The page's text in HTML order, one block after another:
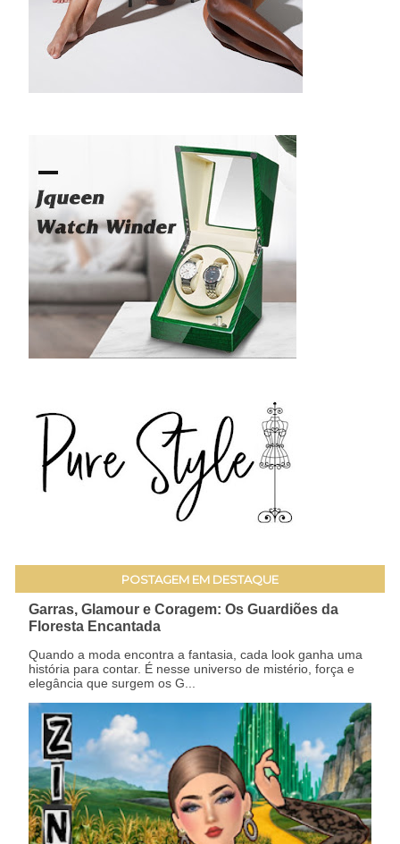
POSTAGEM EM DESTAQUE
Garras, Glamour e Coragem: Os Guardiões da
Floresta Encantada
Quando a moda encontra a fantasia, cada look ganha uma
história para contar. É nesse universo de mistério, força e
elegância que surgem os G...